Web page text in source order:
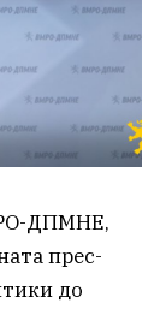
ДПМНЕ,
прес-
до